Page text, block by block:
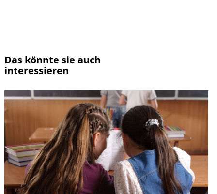
Das könnte sie auch
interessieren